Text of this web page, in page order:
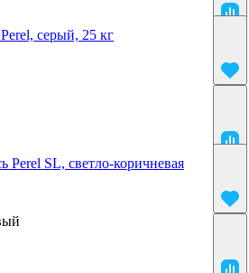
серый, 25 кг
Perel SL, светло-коричневая